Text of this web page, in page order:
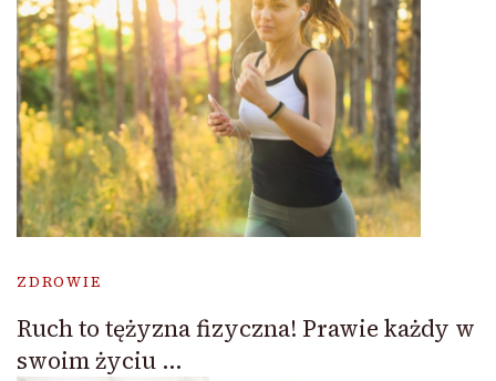
ZDROWIE
Ruch to tężyzna fizyczna! Prawie każdy w
swoim życiu …